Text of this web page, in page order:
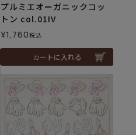
プルミエオーガニックコッ
トン col.01IV
¥1,760税込
カートに入れる